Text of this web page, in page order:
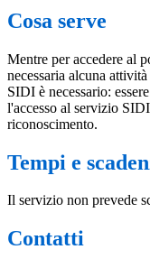
Cosa serve
Mentre per accedere al
necessaria alcuna
SIDI è necessario:
l'accesso al servizio
riconoscimento.
Tempi e
Il servizio non prevede
Contatti